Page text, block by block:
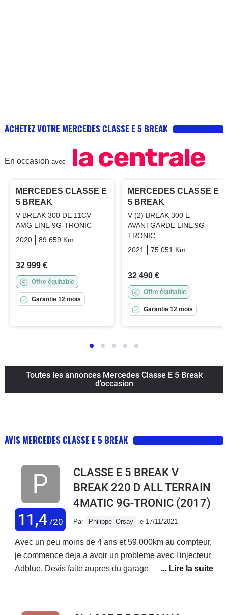
ACHETEZ VOTRE MERCEDES CLASSE E 5 BREAK
En occasion avec
MERCEDES CLASSE E
5 BREAK
V BREAK 300 DE 11CV
AMG LINE 9G-TRONIC
2020
89 659 Km Hybrid_diesel_electric
32 999 €
Offre équitable
Garantie 12 mois
MERCEDES CLASSE E
5 BREAK
V (2) BREAK 300 E
AVANTGARDE LINE 9G-
TRONIC
2021
75 051 Km
32 490 €
Offre équitable
Garantie 12 mois
Toutes les annonces Mercedes Classe E 5 Break
d'occasion
AVIS MERCEDES CLASSE E 5 BREAK
11,4/20
CLASSE E 5 BREAK V
BREAK 220 D ALL TERRAIN
4MATIC 9G-TRONIC (2017)
Par Philippe_Orsay le 17/11/2021
Avec un peu moins de 4 ans et 59.000km au compteur,
je commence deja a avoir un probleme avec l'injecteur
Adblue. Devis faite aupres du garage Mercedes: 1030
Mercedes.Je trouve que c'est juste scandaleux pour